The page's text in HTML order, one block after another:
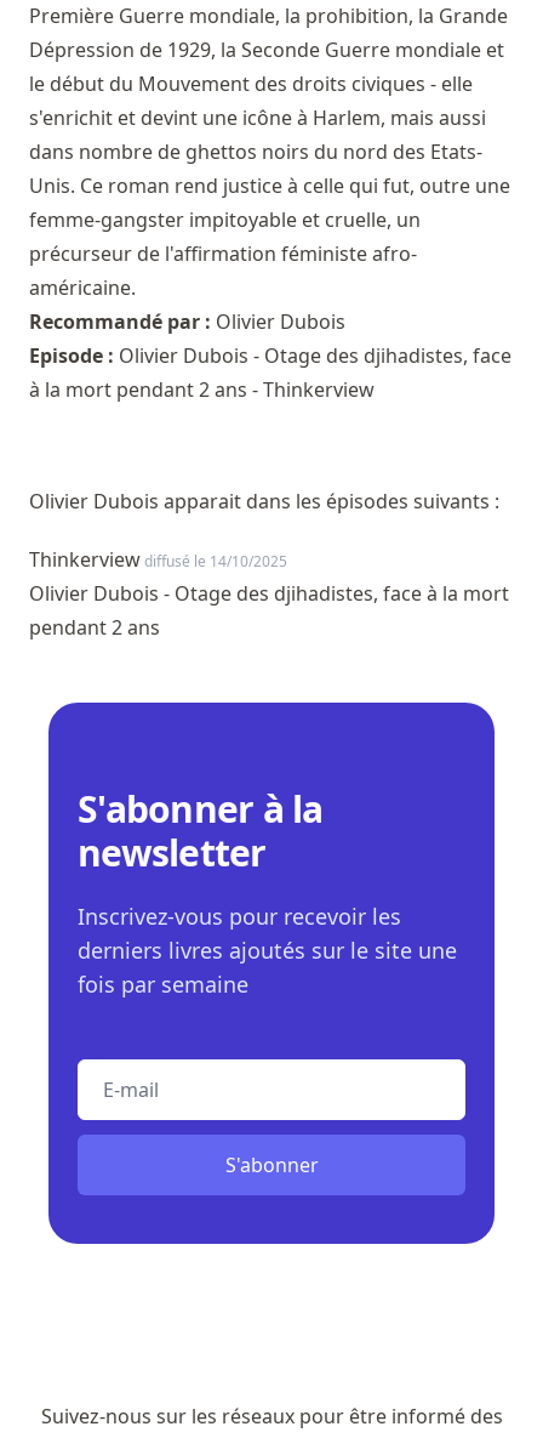
Première Guerre mondiale, la prohibition, la Grande
Dépression de 1929, la Seconde Guerre mondiale et
le début du Mouvement des droits civiques - elle
s'enrichit et devint une icône à Harlem, mais aussi
dans nombre de ghettos noirs du nord des Etats-
Unis. Ce roman rend justice à celle qui fut, outre une
femme-gangster impitoyable et cruelle, un
précurseur de l'affirmation féministe afro-
américaine.
Recommandé par : Olivier Dubois
Episode : Olivier Dubois - Otage des djihadistes, face
à la mort pendant 2 ans - Thinkerview
Olivier Dubois apparait dans les épisodes suivants :
Thinkerviewdiffusé le 14/10/2025
Olivier Dubois - Otage des djihadistes, face à la mort
pendant 2 ans
S'abonner à la
newsletter
Inscrivez-vous pour recevoir les
derniers livres ajoutés sur le site une
fois par semaine
E-mail
S'abonner
Suivez-nous sur les réseaux pour être informé des